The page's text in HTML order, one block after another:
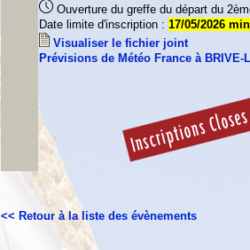
Ouverture du greffe du départ du
Date limite d'inscription : 17/05/2026
Visualiser le fichier joint
Prévisions de Météo France à BRIVE-
<< Retour à la liste des évènements